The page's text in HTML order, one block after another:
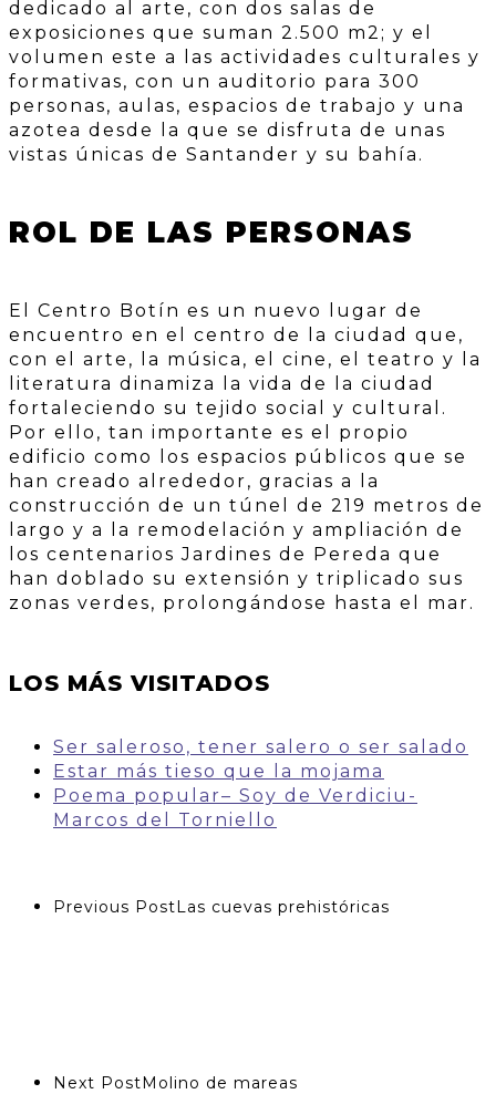
dedicado al arte, con dos salas de
exposiciones que suman 2.500 m2; y el
volumen este a las actividades culturales y
formativas, con un auditorio para 300
personas, aulas, espacios de trabajo y una
azotea desde la que se disfruta de unas
vistas únicas de Santander y su bahía.
ROL DE LAS PERSONAS
El Centro Botín es un nuevo lugar de
encuentro en el centro de la ciudad que,
con el arte, la música, el cine, el teatro y la
literatura dinamiza la vida de la ciudad
fortaleciendo su tejido social y cultural.
Por ello, tan importante es el propio
edificio como los espacios públicos que se
han creado alrededor, gracias a la
construcción de un túnel de 219 metros de
largo y a la remodelación y ampliación de
los centenarios Jardines de Pereda que
han doblado su extensión y triplicado sus
zonas verdes, prolongándose hasta el mar.
LOS MÁS VISITADOS
Ser saleroso, tener salero o ser salado
Estar más tieso que la mojama
Poema popular– Soy de Verdiciu-
Marcos del Torniello
Previous PostLas cuevas prehistóricas
Next PostMolino de mareas